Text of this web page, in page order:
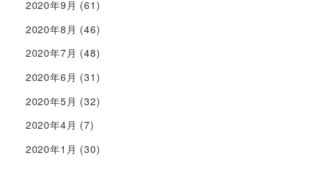
2020年9月 (61)
2020年8月 (46)
2020年7月 (48)
2020年6月 (31)
2020年5月 (32)
2020年4月 (7)
2020年1月 (30)